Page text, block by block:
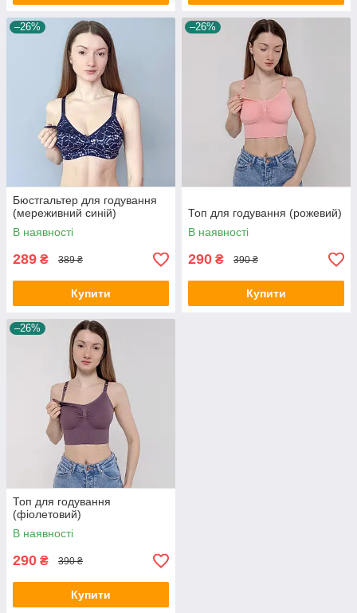
–26%
Бюстгальтер для годування
(мереживний синій)
В наявності
289 ₴ 389 ₴
Купити
–26%
Топ для годування (рожевий)
В наявності
290 ₴ 390 ₴
Купити
–26%
Топ для годування
(фіолетовий)
В наявності
290 ₴ 390 ₴
Купити